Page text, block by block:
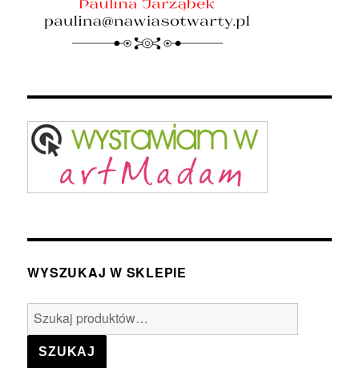
WYSZUKAJ W SKLEPIE
Szukaj:
SZUKAJ